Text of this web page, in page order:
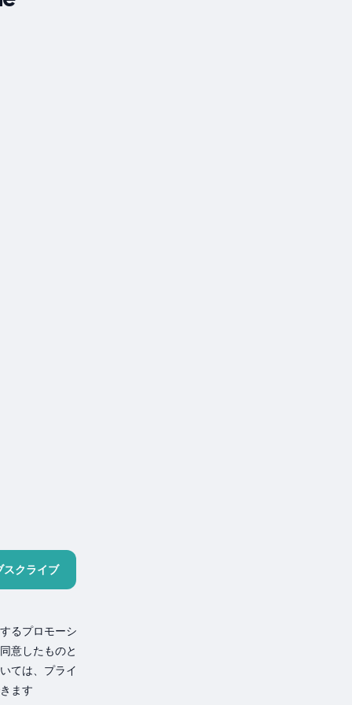
スクライブ
るプロモーシ
意したものと
ては、プライ
ます